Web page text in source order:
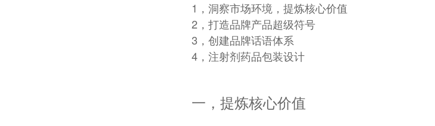
1，洞察市场环境，提炼核心价值
2，打造品牌产品超级符号
3，创建品牌话语体系
4，注射剂药品包装设计
一，提炼核心价值